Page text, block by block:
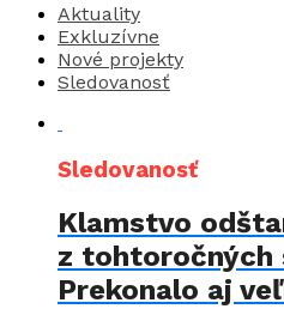
Aktuality
Exkluzívne
Nové projekty
Sledovanosť
Sledovanosť
Klamstvo
z tohtoročných
Prekonalo aj